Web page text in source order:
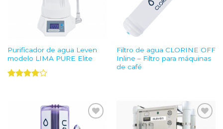
Purificador de agua Leven
modelo LIMA PURE Elite
Filtro de agua CLORINE OFF
Inline – Filtro para máquinas
de café
Add to